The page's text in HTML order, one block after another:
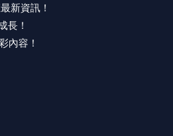
新資訊！
長！
內容！